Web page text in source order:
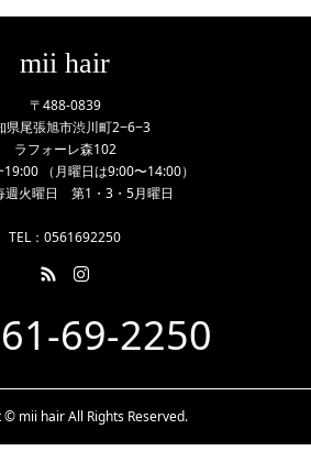
mii hair
〒488-0839
県尾張旭市渋川町2−6−3
ラフォーレ森102
（月曜日は9:00〜14:00）
週火曜日 第1・3・5月曜日
TEL：0561692250
69-2250
© mii hair All Rights Reserved.